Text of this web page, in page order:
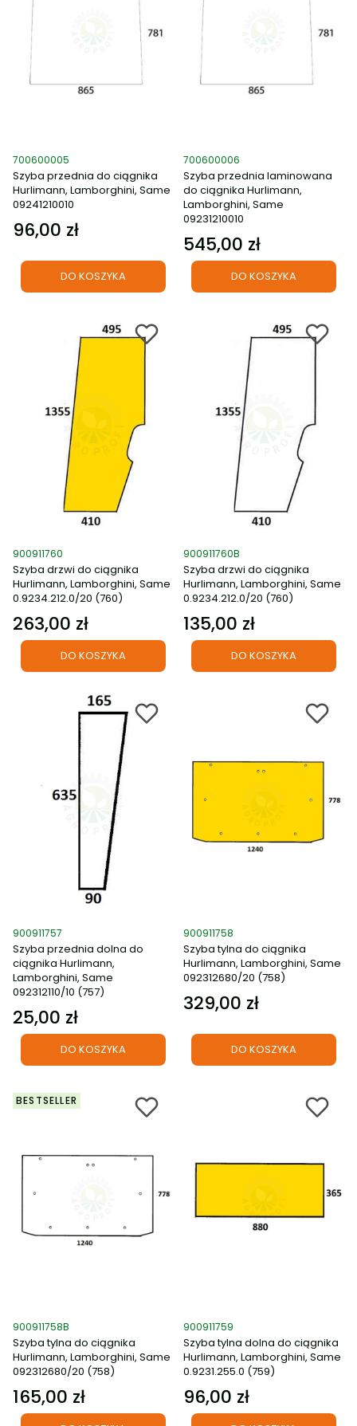
Kod produktu
700600005
Szyba przednia do ciągnika
Hurlimann, Lamborghini, Same
09241210010
Cena
96,00 zł
DO KOSZYKA
Kod produktu
700600006
Szyba przednia laminowana
do ciągnika Hurlimann,
Lamborghini, Same
09231210010
Cena
545,00 zł
DO KOSZYKA
Kod produktu
900911760
Szyba drzwi do ciągnika
Hurlimann, Lamborghini, Same
0.9234.212.0/20 (760)
Cena
263,00 zł
DO KOSZYKA
Kod produktu
900911760B
Szyba drzwi do ciągnika
Hurlimann, Lamborghini, Same
0.9234.212.0/20 (760)
Cena
135,00 zł
DO KOSZYKA
Kod produktu
900911757
Szyba przednia dolna do
ciągnika Hurlimann,
Lamborghini, Same
092312110/10 (757)
Cena
25,00 zł
DO KOSZYKA
Kod produktu
900911758
Szyba tylna do ciągnika
Hurlimann, Lamborghini, Same
092312680/20 (758)
Cena
329,00 zł
DO KOSZYKA
BESTSELLER
Kod produktu
900911758B
Szyba tylna do ciągnika
Hurlimann, Lamborghini, Same
092312680/20 (758)
Cena
165,00 zł
Kod produktu
900911759
Szyba tylna dolna do ciągnika
Hurlimann, Lamborghini, Same
0.9231.255.0 (759)
Cena
96,00 zł